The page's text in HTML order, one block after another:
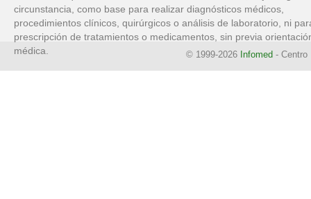
circunstancia, como base para realizar diagnósticos médicos,
procedimientos clínicos, quirúrgicos o análisis de laboratorio, ni
prescripción de tratamientos o medicamentos, sin previa
médica.
© 1999-2026 Infomed - Centro